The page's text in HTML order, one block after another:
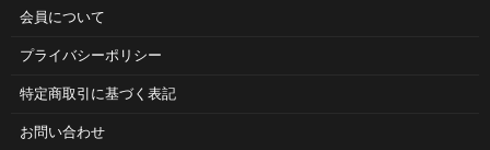
会員について
プライバシーポリシー
特定商取引に基づく表記
お問い合わせ